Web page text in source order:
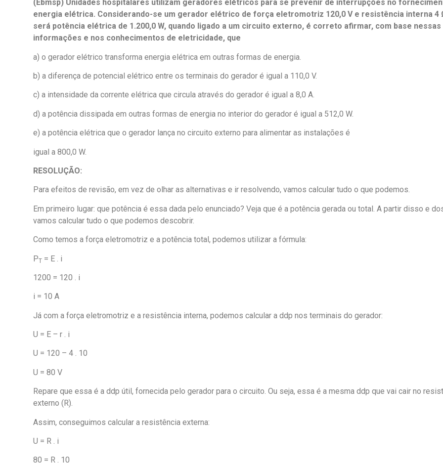
(Ebmsp) Unidades hospitalares utilizam geradores elétricos para se prevenir de interrupções no
energia elétrica. Considerando-se um gerador elétrico de força eletromotriz 120,0 V e resistência interna 4
será potência elétrica de 1.200,0 W, quando ligado a um circuito externo, é correto afirmar, com base nessas
informações e nos conhecimentos de eletricidade, que
a) o gerador elétrico transforma energia elétrica em outras formas de energia.
b) a diferença de potencial elétrico entre os terminais do gerador é igual a 110,0 V.
c) a intensidade da corrente elétrica que circula através do gerador é igual a 8,0 A.
d) a potência dissipada em outras formas de energia no interior do gerador é igual a 512,0 W.
e) a potência elétrica que o gerador lança no circuito externo para alimentar as instalações é
igual a 800,0 W.
RESOLUÇÃO:
Para efeitos de revisão, em vez de olhar as alternativas e ir resolvendo, vamos calcular tudo o que podemos.
Em primeiro lugar: que potência é essa dada pelo enunciado? Veja que é a potência gerada ou total. A partir disso e
vamos calcular tudo o que podemos descobrir.
Como temos a força eletromotriz e a potência total, podemos utilizar a fórmula:
PT = E . i
1200 = 120 . i
i = 10 A
Já com a força eletromotriz e a resistência interna, podemos calcular a ddp nos terminais do gerador:
U = E – r . i
U = 120 – 4 . 10
U = 80 V
Repare que essa é a ddp útil, fornecida pelo gerador para o circuito. Ou seja, essa é a mesma ddp que vai cair no
externo (R).
Assim, conseguimos calcular a resistência externa:
U = R . i
80 = R . 10